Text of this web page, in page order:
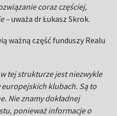
coraz częściej,
–uważa dr Łukasz Skrok.
ważną część funduszy Realu
tej strukturze jest niezwykle
klubach. Są to
Nie znamy dokładnej
ponieważ informacje o